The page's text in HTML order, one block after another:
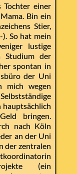
Tochter einer
Bin ein
Stier,
So hat mein
lustige
Studium der
spontan in
der Uni
mich wegen
hauptsächlich
bringen.
nach Köln
an der Uni
der zentralen
(ein